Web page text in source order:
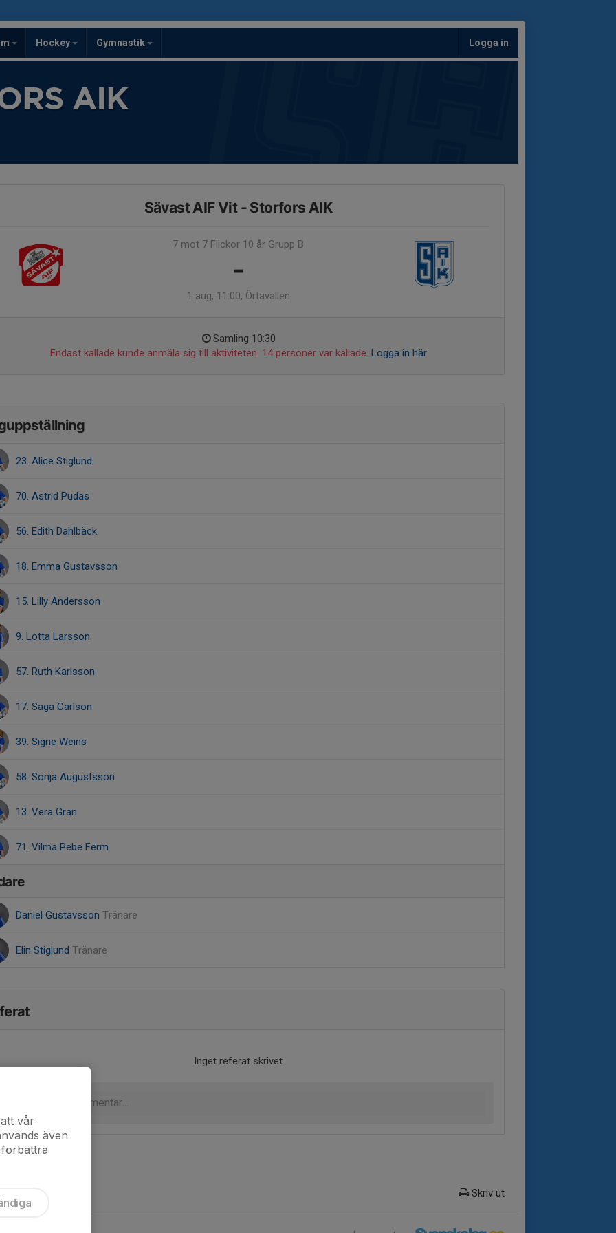
Hockey Gymnastik Logga in
AIK
Sävast AIF Vit - Storfors AIK
7 mot 7 Flickor 10 år Grupp B
-
1 aug, 11:00, Örtavallen
Samling 10:30
Endast kallade kunde anmäla sig till aktiviteten. 14 personer var kallade. Logga in här
23. Alice Stiglund
70. Astrid Pudas
56. Edith Dahlbäck
18. Emma Gustavsson
15. Lilly Andersson
9. Lotta Larsson
57. Ruth Karlsson
17. Saga Carlson
39. Signe Weins
58. Sonja Augustsson
13. Vera Gran
71. Vilma Pebe Ferm
Daniel Gustavsson Tränare
Elin Stiglund Tränare
Inget referat skrivet
Skriv ut
vår
även